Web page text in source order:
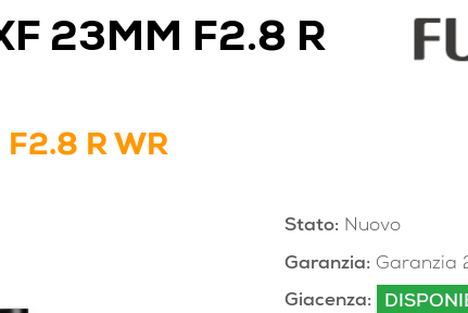
23MM F2.8 R
R WR
Stato: Nuovo
Garanzia: Garanzia
Giacenza: